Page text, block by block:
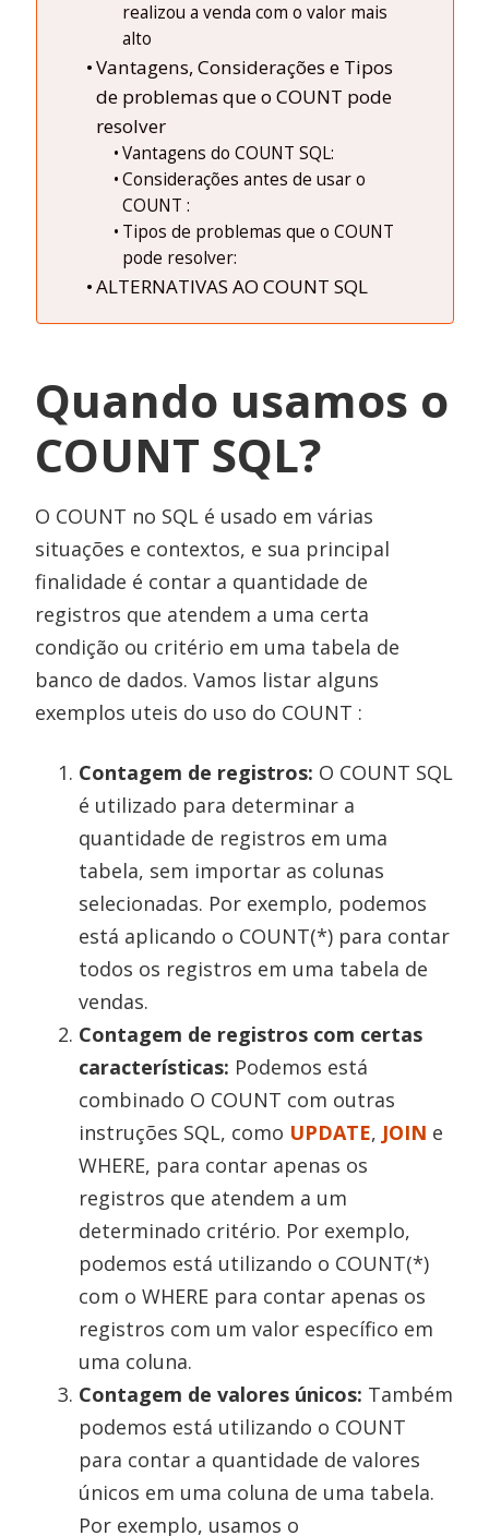
realizou a venda com o valor mais
alto
Vantagens, Considerações e Tipos
de problemas que o COUNT pode
resolver
Vantagens do COUNT SQL:
Considerações antes de usar o
COUNT :
Tipos de problemas que o COUNT
pode resolver:
ALTERNATIVAS AO COUNT SQL
Quando usamos o
COUNT SQL?
O COUNT no SQL é usado em várias
situações e contextos, e sua principal
finalidade é contar a quantidade de
registros que atendem a uma certa
condição ou critério em uma tabela de
banco de dados. Vamos listar alguns
exemplos uteis do uso do COUNT :
Contagem de registros: O COUNT SQL
é utilizado para determinar a
quantidade de registros em uma
tabela, sem importar as colunas
selecionadas. Por exemplo, podemos
está aplicando o COUNT(*) para contar
todos os registros em uma tabela de
vendas.
Contagem de registros com certas
características: Podemos está
combinado O COUNT com outras
instruções SQL, como UPDATE, JOIN e
WHERE, para contar apenas os
registros que atendem a um
determinado critério. Por exemplo,
podemos está utilizando o COUNT(*)
com o WHERE para contar apenas os
registros com um valor específico em
uma coluna.
Contagem de valores únicos: Também
podemos está utilizando o COUNT
para contar a quantidade de valores
únicos em uma coluna de uma tabela.
Por exemplo, usamos o